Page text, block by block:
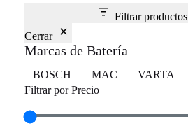
Filtrar productos
Cerrar
Marcas de Batería
Marca
BOSCH MAC
VARTA
Filtrar por Precio